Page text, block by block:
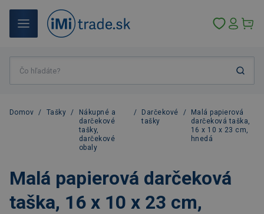
Domov / Tašky /
Nákupné a
darčekové
tašky,
darčekové
obaly
/
Darčekové
tašky
/
Malá papierová
darčeková taška,
16 x 10 x 23 cm,
hnedá
Malá papierová darčeková
taška, 16 x 10 x 23 cm,